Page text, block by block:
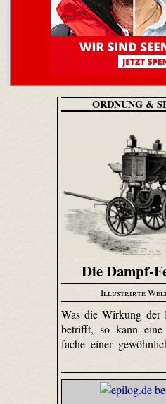
ORDNUNG &
Die Dampf-
Illustrirte
Was die Wirkung der
betrifft, so kann eine
fache einer